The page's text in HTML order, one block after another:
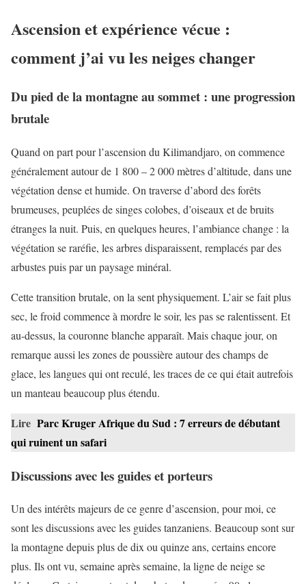
Ascension et expérience vécue :
comment j’ai vu les neiges changer
Du pied de la montagne au sommet : une progression
brutale
Quand on part pour l’ascension du Kilimandjaro, on commence
généralement autour de 1 800 – 2 000 mètres d’altitude, dans une
végétation dense et humide. On traverse d’abord des forêts
brumeuses, peuplées de singes colobes, d’oiseaux et de bruits
étranges la nuit. Puis, en quelques heures, l’ambiance change : la
végétation se raréfie, les arbres disparaissent, remplacés par des
arbustes puis par un paysage minéral.
Cette transition brutale, on la sent physiquement. L’air se fait plus
sec, le froid commence à mordre le soir, les pas se ralentissent. Et
au-dessus, la couronne blanche apparaît. Mais chaque jour, on
remarque aussi les zones de poussière autour des champs de
glace, les langues qui ont reculé, les traces de ce qui était autrefois
un manteau beaucoup plus étendu.
Lire Parc Kruger Afrique du Sud : 7 erreurs de débutant
qui ruinent un safari
Discussions avec les guides et porteurs
Un des intérêts majeurs de ce genre d’ascension, pour moi, ce
sont les discussions avec les guides tanzaniens. Beaucoup sont sur
la montagne depuis plus de dix ou quinze ans, certains encore
plus. Ils ont vu, semaine après semaine, la ligne de neige se